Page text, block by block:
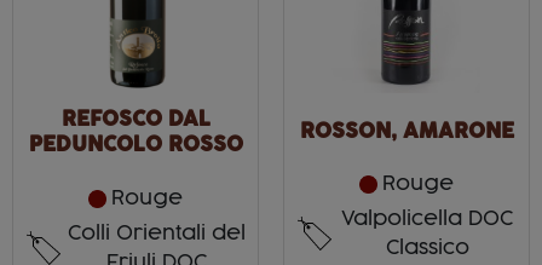
REFOSCO DAL
PEDUNCOLO ROSSO
Rouge
Colli Orientali del
ROSSON, AMARONE
Rouge
Valpolicella DOC
Classico